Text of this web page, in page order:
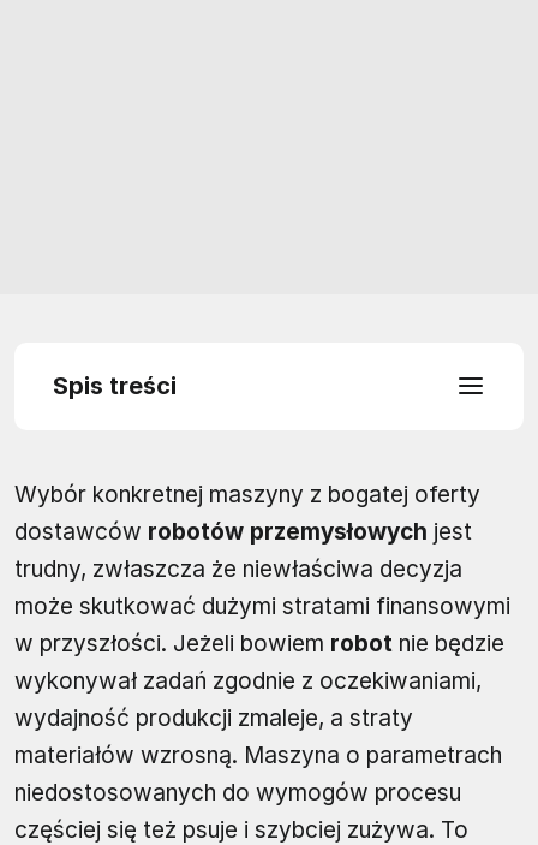
Spis treści
Wybór konkretnej maszyny z bogatej oferty
dostawców robotów przemysłowych jest
trudny, zwłaszcza że niewłaściwa decyzja
może skutkować dużymi stratami finansowymi
w przyszłości. Jeżeli bowiem robot nie będzie
wykonywał zadań zgodnie z oczekiwaniami,
wydajność produkcji zmaleje, a straty
materiałów wzrosną. Maszyna o parametrach
niedostosowanych do wymogów procesu
częściej się też psuje i szybciej zużywa. To